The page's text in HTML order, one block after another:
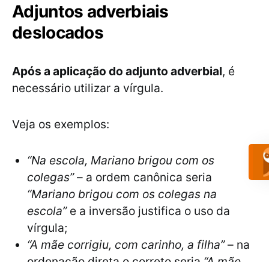
Adjuntos adverbiais
deslocados
Após a aplicação do adjunto adverbial, é
necessário utilizar a vírgula.
Veja os exemplos:
“Na escola, Mariano brigou com os
colegas”– a ordem canônica seria
“Mariano brigou com os colegas na
escola”e a inversão justifica o uso da
vírgula;
“A mãe corrigiu, com carinho, a filha”– na